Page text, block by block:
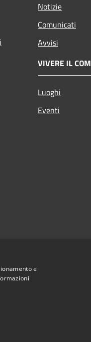
Notizie
Comunicati
Avvisi
VIVERE IL
Luoghi
Eventi
e